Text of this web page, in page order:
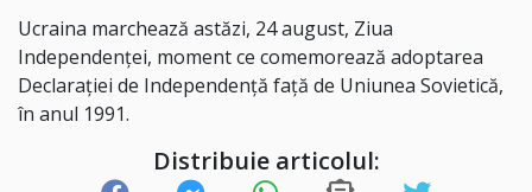
Ucraina marchează astăzi, 24 august, Ziua
Independenței, moment ce comemorează adoptarea
Declarației de Independență față de Uniunea Sovietică,
în anul 1991.
Distribuie articolul: